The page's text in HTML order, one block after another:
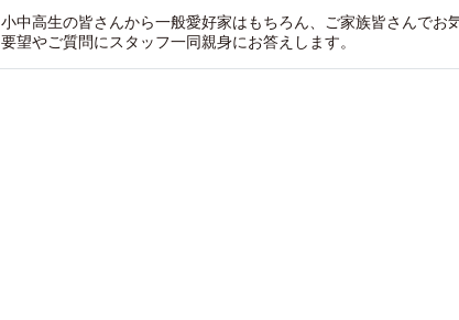
小中高生の皆さんから一般愛好家はもちろん、ご家族皆さんでお
要望やご質問にスタッフ一同親身にお答えします。